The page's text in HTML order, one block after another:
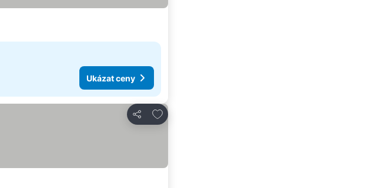
Ukázat ceny
Sdílet
Přidat na seznam oblíbených hotelů